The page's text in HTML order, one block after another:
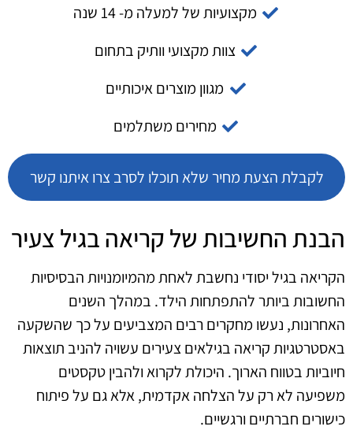
מקצועיות של למעלה מ- 14 שנה
צוות מקצועי וותיק בתחום
מגוון מוצרים איכותיים
מחירים משתלמים
לקבלת הצעת מחיר שלא תוכלו לסרב צרו איתנו קשר
הבנת החשיבות של קריאה בגיל צעיר
הקריאה בגיל יסודי נחשבת לאחת מהמיומנויות הבסיסיות
החשובות ביותר להתפתחות הילד. במהלך השנים
האחרונות, נעשו מחקרים רבים המצביעים על כך שהשקעה
באסטרטגיות קריאה בגילאים צעירים עשויה להניב תוצאות
חיוביות בטווח הארוך. היכולת לקרוא ולהבין טקסטים
משפיעה לא רק על הצלחה אקדמית, אלא גם על פיתוח
כישורים חברתיים ורגשיים.